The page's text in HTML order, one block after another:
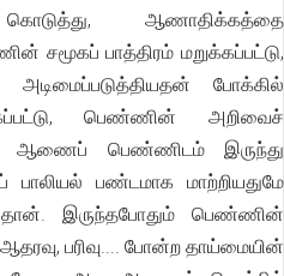
ஆணாதிக்கத்தை
சமூகப் பாத்திரம் மறுக்கப்பட்டு,
போக்கில்
பெண்ணின் அறிவைச்
ஆணைப் பெண்ணிடம் இருந்து
பண்டமாக மாற்றியதுமே
இருந்தபோதும் பெண்ணின்
பரிவு.... போன்ற தாய்மையின்